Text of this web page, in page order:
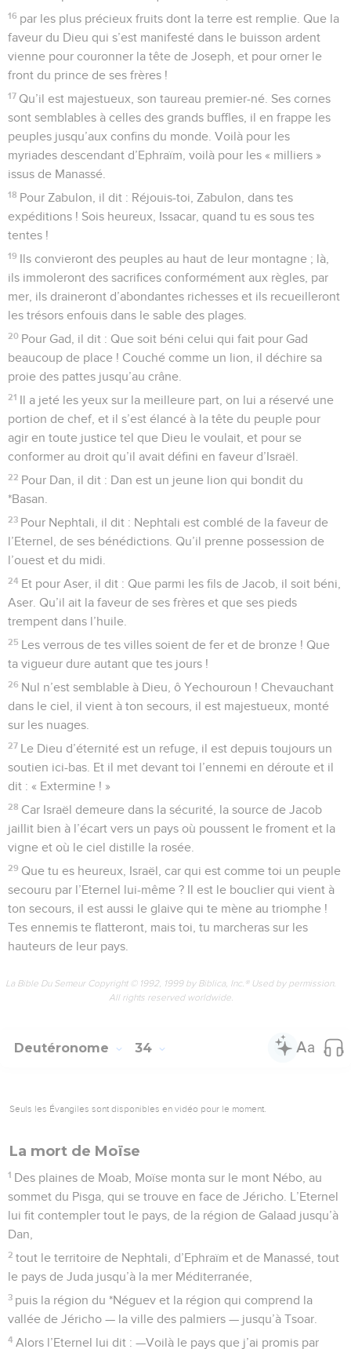
16 par les plus précieux fruits dont la terre est remplie. Que la
faveur du Dieu qui s’est manifesté dans le buisson ardent
vienne pour couronner la tête de Joseph, et pour orner le
front du prince de ses frères !
17 Qu’il est majestueux, son taureau premier-né. Ses cornes
sont semblables à celles des grands buffles, il en frappe les
peuples jusqu’aux confins du monde. Voilà pour les
myriades descendant d’Ephraïm, voilà pour les « milliers »
issus de Manassé.
18 Pour Zabulon, il dit : Réjouis-toi, Zabulon, dans tes
expéditions ! Sois heureux, Issacar, quand tu es sous tes
tentes !
19 Ils convieront des peuples au haut de leur montagne ; là,
ils immoleront des sacrifices conformément aux règles, par
mer, ils draineront d’abondantes richesses et ils recueilleront
les trésors enfouis dans le sable des plages.
20 Pour Gad, il dit : Que soit béni celui qui fait pour Gad
beaucoup de place ! Couché comme un lion, il déchire sa
proie des pattes jusqu’au crâne.
21 Il a jeté les yeux sur la meilleure part, on lui a réservé une
portion de chef, et il s’est élancé à la tête du peuple pour
agir en toute justice tel que Dieu le voulait, et pour se
conformer au droit qu’il avait défini en faveur d’Israël.
22 Pour Dan, il dit : Dan est un jeune lion qui bondit du
*Basan.
23 Pour Nephtali, il dit : Nephtali est comblé de la faveur de
l’Eternel, de ses bénédictions. Qu’il prenne possession de
l’ouest et du midi.
24 Et pour Aser, il dit : Que parmi les fils de Jacob, il soit béni,
Aser. Qu’il ait la faveur de ses frères et que ses pieds
trempent dans l’huile.
25 Les verrous de tes villes soient de fer et de bronze ! Que
ta vigueur dure autant que tes jours !
26 Nul n’est semblable à Dieu, ô Yechouroun ! Chevauchant
dans le ciel, il vient à ton secours, il est majestueux, monté
sur les nuages.
27 Le Dieu d’éternité est un refuge, il est depuis toujours un
soutien ici-bas. Et il met devant toi l’ennemi en déroute et il
dit : « Extermine ! »
28 Car Israël demeure dans la sécurité, la source de Jacob
jaillit bien à l’écart vers un pays où poussent le froment et la
vigne et où le ciel distille la rosée.
29 Que tu es heureux, Israël, car qui est comme toi un peuple
secouru par l’Eternel lui-même ? Il est le bouclier qui vient à
ton secours, il est aussi le glaive qui te mène au triomphe !
Tes ennemis te flatteront, mais toi, tu marcheras sur les
hauteurs de leur pays.
La Bible Du Semeur Copyright © 1992, 1999 by Biblica, Inc.® Used by permission.
All rights reserved worldwide.
Deutéronome 34
Seuls les Évangiles sont disponibles en vidéo pour le moment.
La mort de Moïse
1 Des plaines de Moab, Moïse monta sur le mont Nébo, au
sommet du Pisga, qui se trouve en face de Jéricho. L’Eternel
lui fit contempler tout le pays, de la région de Galaad jusqu’à
Dan,
2 tout le territoire de Nephtali, d’Ephraïm et de Manassé, tout
le pays de Juda jusqu’à la mer Méditerranée,
3 puis la région du *Néguev et la région qui comprend la
vallée de Jéricho — la ville des palmiers — jusqu’à Tsoar.
4 Alors l’Eternel lui dit : —Voilà le pays que j’ai promis par